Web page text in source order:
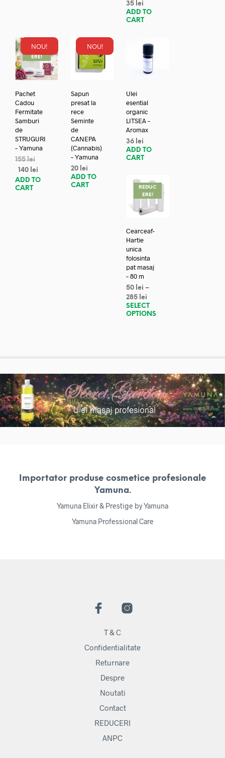
35 lei
ADD TO
CART
NOU!
REDUC
ERE!
Pachet
Cadou
Fermitate
Samburi
de
STRUGURI
– Yamuna
155lei
140 lei
ADD TO
CART
NOU!
Sapun
presat la
rece
Seminte
de
CANEPA
(Cannabis)
– Yamuna
20 lei
ADD TO
CART
Ulei
esential
organic
LITSEA –
Aromax
36 lei
ADD TO
CART
REDUC
ERE!
Cearceaf-
Hartie
unica
folosinta
pat masaj
– 80 m
50 lei –
285 lei
SELECT
OPTIONS
Importator produse cosmetice profesionale
Yamuna.
Yamuna Elixir & Prestige by Yamuna
Yamuna Professional Care
T & C
Confidentialitate
Returnare
Despre
Noutati
Contact
REDUCERI
ANPC